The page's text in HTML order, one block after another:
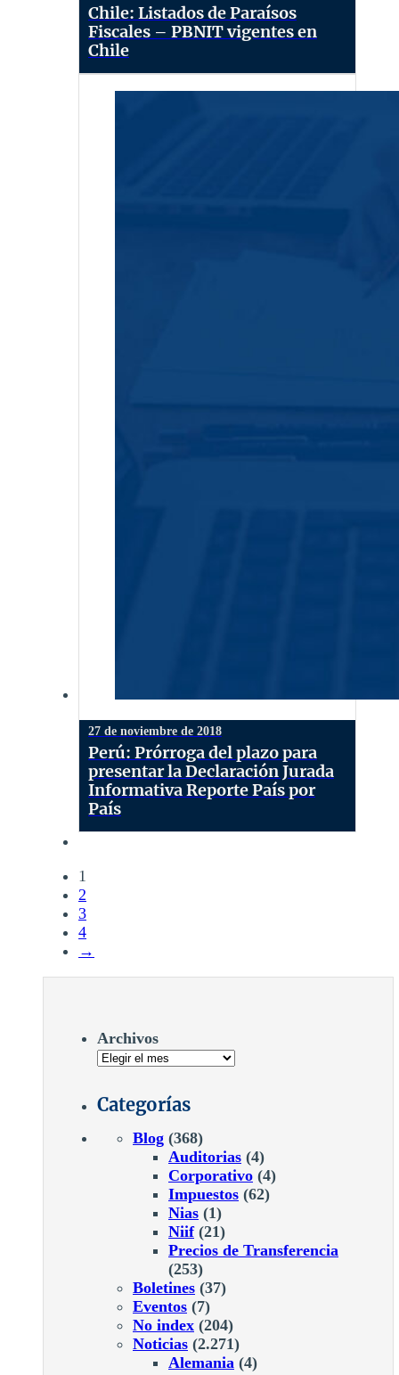
Chile: Listados de Paraísos
Fiscales – PBNIT vigentes en
Chile
27 de noviembre de 2018
Perú: Prórroga del plazo para
presentar la Declaración Jurada
Informativa Reporte País por
País
1
2
3
4
→
Archivos
Categorías
Blog (368)
Auditorias (4)
Corporativo (4)
Impuestos (62)
Nias (1)
Niif(21)
Precios de Transferencia
(253)
Boletines (37)
Eventos (7)
No index (204)
Noticias (2.271)
Alemania (4)